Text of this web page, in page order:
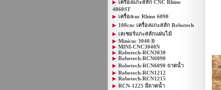
เครื่องแกะสลัก CNC Rhino
4060ST
เครื่องcnc Rhino 6090
108cnc เครื่องแกะสลัก Robotech
เลเซอร์แกะสลักแผ่นไม้
Minicnc 3040 B
MINI-CNC3040N
Robotech-RCN3030
Robotech-RCN6090
Robotech-RCN6090 ถาดน้ำ
Robotech-RCN1212
Robotech-RCN1215
RCN-1225 มีถาดน้ำ